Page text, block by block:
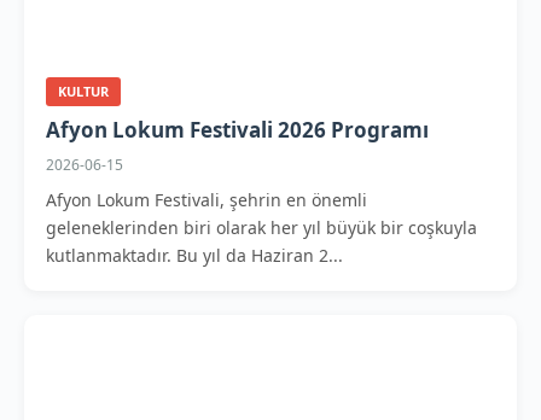
KULTUR
Afyon Lokum Festivali 2026 Programı
2026-06-15
Afyon Lokum Festivali, şehrin en önemli
geleneklerinden biri olarak her yıl büyük bir coşkuyla
kutlanmaktadır. Bu yıl da Haziran 2...